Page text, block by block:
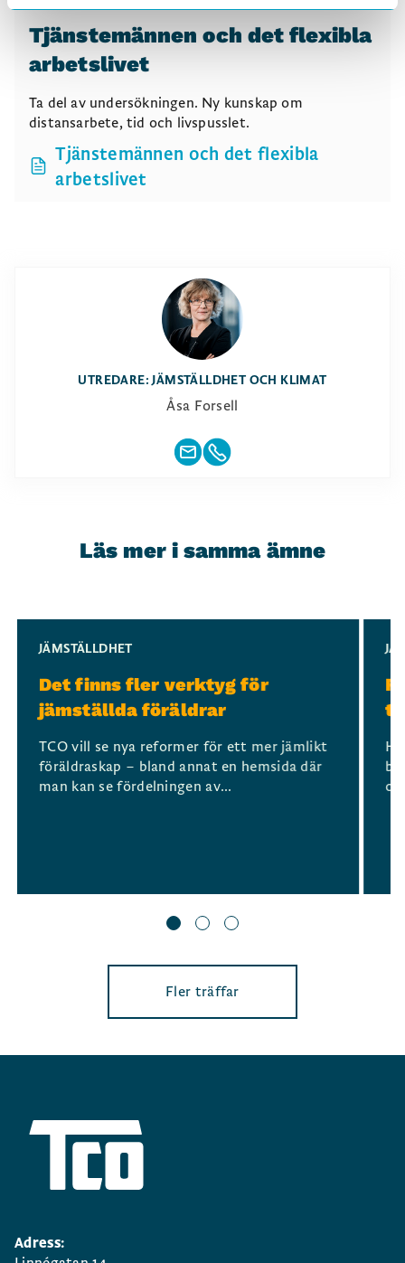
Tjänstemännen och det flexibla
arbetslivet
Ta del av undersökningen. Ny kunskap om
distansarbete, tid och livspusslet.
Tjänstemännen och det flexibla
arbetslivet
UTREDARE: JÄMSTÄLLDHET OCH KLIMAT
Åsa Forsell
Läs mer i samma ämne
JÄMSTÄLLDHET
Det finns fler verktyg för
jämställda föräldrar
TCO vill se nya reformer för ett mer jämlikt
föräldraskap – bland annat en hemsida där
man kan se fördelningen av...
Fler träffar
Adress: